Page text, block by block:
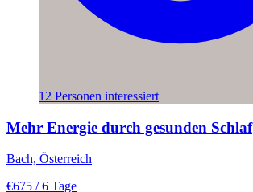
12 Personen interessiert
Mehr Energie durch gesunden Schlaf
Bach, Österreich
€675 / 6 Tage